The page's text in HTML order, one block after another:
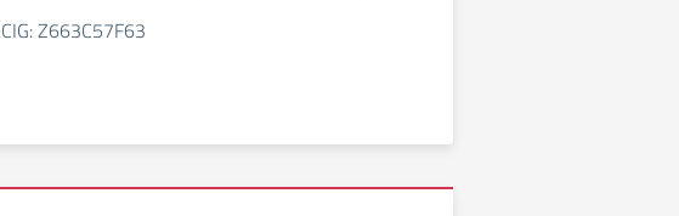
CIG: Z663C57F63